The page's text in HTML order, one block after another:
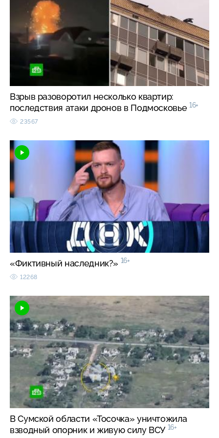
Взрыв разоворотил несколько квартир:
последствия атаки дронов в Подмосковье 16+
23567
«Фиктивный наследник?» 16+
12268
В Сумской области «Тосочка» уничтожила
взводный опорник и живую силу ВСУ 16+